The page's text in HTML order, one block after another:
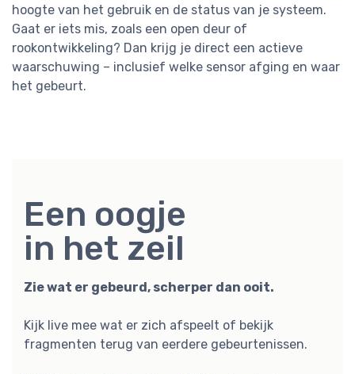
hoogte van het gebruik en de status van je systeem.
Gaat er iets mis, zoals een open deur of
rookontwikkeling? Dan krijg je direct een actieve
waarschuwing – inclusief welke sensor afging en waar
het gebeurt.
Een oogje
in het zeil
Zie wat er gebeurd, scherper dan ooit.
Kijk live mee wat er zich afspeelt of bekijk
fragmenten terug van eerdere gebeurtenissen.